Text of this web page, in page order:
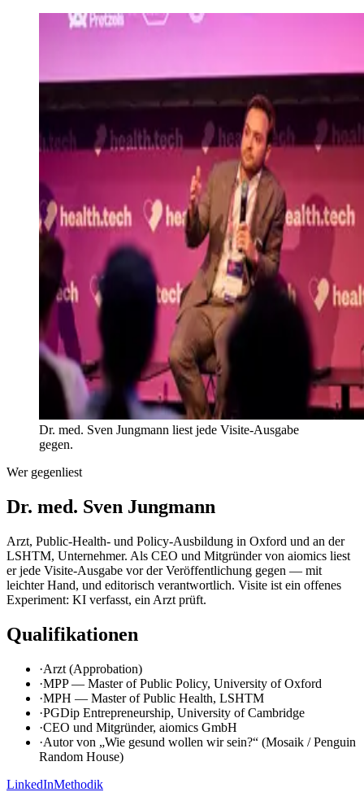
Dr. med. Sven Jungmann liest jede Visite-Ausgabe
gegen.
Wer gegenliest
Dr. med. Sven Jungmann
Arzt, Public-Health- und Policy-Ausbildung in Oxford und an der
LSHTM, Unternehmer. Als CEO und Mitgründer von aiomics liest
er jede Visite-Ausgabe vor der Veröffentlichung gegen — mit
leichter Hand, und editorisch verantwortlich. Visite ist ein offenes
Experiment: KI verfasst, ein Arzt prüft.
Qualifikationen
·Arzt (Approbation)
·MPP — Master of Public Policy, University of Oxford
·MPH — Master of Public Health, LSHTM
·PGDip Entrepreneurship, University of Cambridge
·CEO und Mitgründer, aiomics GmbH
·Autor von „Wie gesund wollen wir sein?“ (Mosaik / Penguin
Random House)
LinkedInMethodik